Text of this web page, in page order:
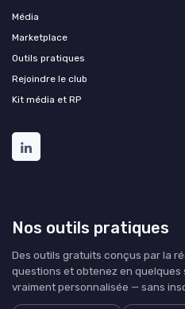
Média
Marketplace
Outils pratiques
Rejoindre le club
Kit média et RP
Nos outils pratiques
Des outils gratuits conçus par la
questions et obtenez en
vraiment personnalisée — sans